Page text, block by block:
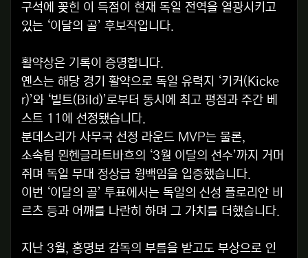
구석에 꽂힌 이 득점이 현재 독일 전역을 열광시키고
있는 ‘이달의 골’ 후보작입니다.
활약상은 기록이 증명합니다.
옌스는 해당 경기 활약으로 독일 유력지 ‘키커(Kicke
r)’와 ‘빌트(Bild)’로부터 동시에 최고 평점과 주간 베
스트 11에 선정됐습니다.
분데스리가 사무국 선정 라운드 MVP는 물론,
소속팀 묀헨글라트바흐의 ‘3월 이달의 선수’까지 거머
쥐며 독일 무대 정상급 윙백임을 입증했습니다.
이번 ‘이달의 골’ 투표에서는 독일의 신성 플로리안 비
르츠 등과 어깨를 나란히 하며 그 가치를 더했습니다.
지난 3월, 홍명보 감독의 부름을 받고도 부상으로 인